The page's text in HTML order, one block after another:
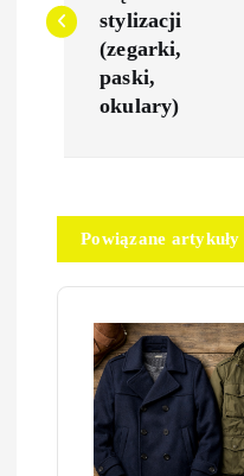
w
a
c
stylizacji
(zegarki,
paski,
okulary)
Powiązane artykuły